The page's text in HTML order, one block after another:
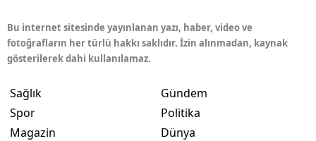
Bu internet sitesinde yayınlanan yazı, haber, video ve
fotoğrafların her türlü hakkı saklıdır. İzin alınmadan, kaynak
gösterilerek dahi kullanılamaz.
Sağlık
Spor
Magazin
Gündem
Politika
Dünya